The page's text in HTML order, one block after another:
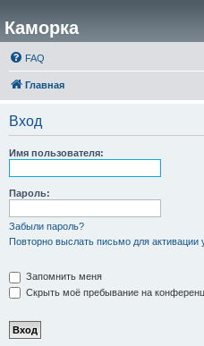
Каморка
FAQ
Главная
Вход
Имя пользователя:
Пароль:
Забыли пароль?
Повторно выслать письмо для активации
Запомнить меня
Скрыть моё пребывание на